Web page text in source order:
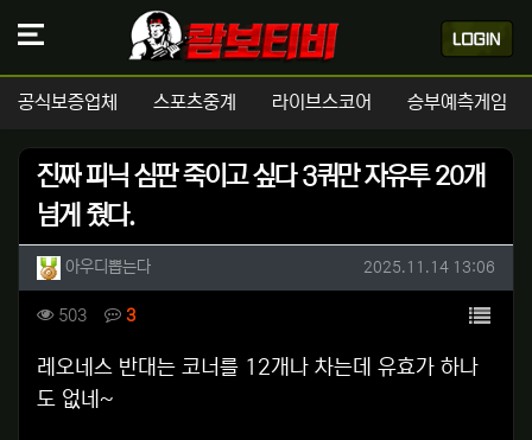
공식보증업체 스포츠중계 라이브스코어 승부예측게임
진짜 피닉 심판 죽이고 싶다 3쿼만 자유투 20개
넘게 줬다.
작성자 정보
아우디뽑는다작성 작성일
2025.11.14 13:06
컨텐츠 정보
503조회 3댓글 목록
본문
레오네스 반대는 코너를 12개나 차는데 유효가 하나
도 없네~